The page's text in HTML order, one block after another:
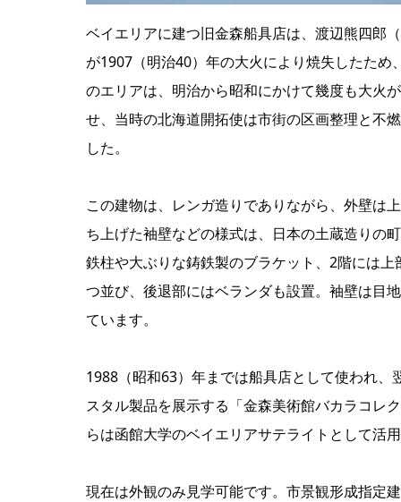
ベイエリアに建つ旧金森船具店は、渡辺熊四郎
が1907（明治40）年の大火により焼失したた
のエリアは、明治から昭和にかけて幾度も大火
せ、当時の北海道開拓使は市街の区画整理と不
した。
この建物は、レンガ造りでありながら、外壁は
ち上げた袖壁などの様式は、日本の土蔵造りの
鉄柱や大ぶりな鋳鉄製のブラケット、2階には
つ並び、後退部にはベランダも設置。袖壁は目
ています。
1988（昭和63）年までは船具店として使われ
スタル製品を展示する「金森美術館バカラコレ
らは函館大学のベイエリアサテライトとして活
現在は外観のみ見学可能です。市景観形成指定